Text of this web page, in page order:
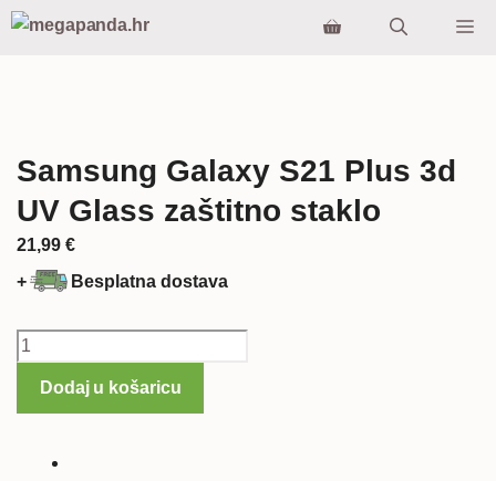
Preskoči
Samsung Galaxy S21 Plus 3d
UV Glass zaštitno staklo
21,99 €
+
Besplatna dostava
Samsung
S21
Dodaj u košaricu